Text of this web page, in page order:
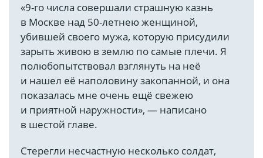
«9-го числа совершали страшную казнь
в Москве над 50-летнею женщиной,
убившей своего мужа, которую присудили
зарыть живою в землю по самые плечи. Я
полюбопытствовал взглянуть на неё
и нашел её наполовину закопанной, и она
показалась мне очень ещё свежею
и приятной наружности», — написано
в шестой главе.
Стерегли несчастную несколько солдат,